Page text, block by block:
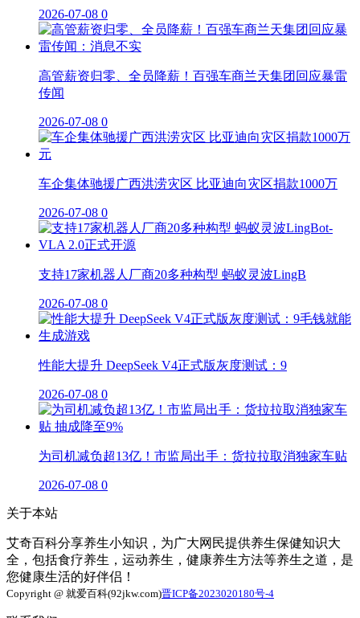
2026-07-08 0
高管薪资归零、全员降薪！百强车商兰天集团回应暴雷
传闻
2026-07-08 0
车企集体驰援广西洪涝灾区 比亚迪向灾区捐款1000万
2026-07-08 0
支持17家机器人厂商20多种构型 蚂蚁灵波LingB
2026-07-08 0
性能大提升 DeepSeek V4正式版灰度测试：9
2026-07-08 0
为司机减负超13亿！市监局出手：货拉拉取消独家车贴
2026-07-08 0
关于本站
艾奇百科分享养生小知识，为广大网民提供养生保健知识大
全，包括食疗养生，运动养生，健康养生方法等养生之道，是
您健康生活的好伴侣！
Copyright @ 就爱百科(92jkw.com)晋ICP备2023020180号-4